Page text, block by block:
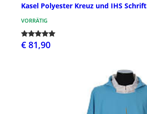
Kasel Polyester Kreuz und IHS Schrift
VORRÄTIG
€ 81,90